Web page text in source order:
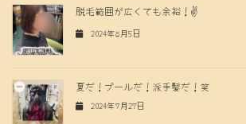
脱毛範囲が広くても余裕！✌️
2024年8月5日
夏だ！プールだ！派手髪だ！笑
2024年7月27日